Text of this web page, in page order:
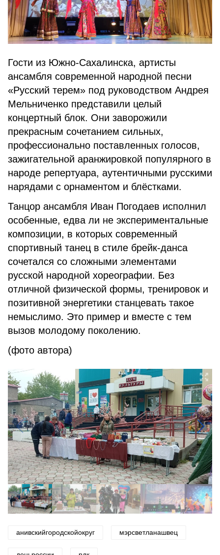
Гости из Южно-Сахалинска, артисты
ансамбля современной народной песни
«Русский терем» под руководством Андрея
Мельниченко представили целый
концертный блок. Они заворожили
прекрасным сочетанием сильных,
профессионально поставленных голосов,
зажигательной аранжировкой популярного в
народе репертуара, аутентичными русскими
нарядами с орнаментом и блёстками.
Танцор ансамбля Иван Погодаев исполнил
особенные, едва ли не экспериментальные
композиции, в которых современный
спортивный танец в стиле брейк-данса
сочетался со сложными элементами
русской народной хореографии. Без
отличной физической формы, тренировок и
позитивной энергетики станцевать такое
немыслимо. Это пример и вместе с тем
вызов молодому поколению.
(фото автора)
анивскийгородскойокруг мэрсветланашвец